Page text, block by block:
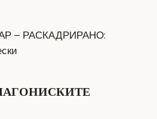
– РАСКАДРИРАНО: